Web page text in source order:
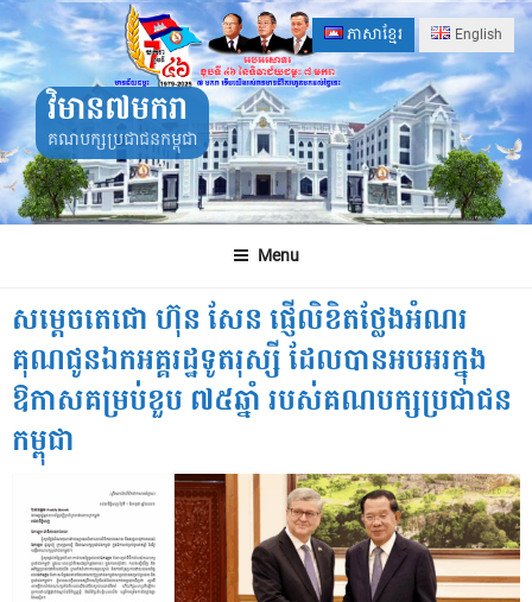
Skip
to
content
ភាសាខ្មែរ English
វិមាន៧មករា
គណបក្សប្រជាជនកម្ពុជា
Menu
សម្ដេចតេជោ ហ៊ុន សែន ផ្ញើលិខិតថ្លែងអំណរ
គុណជូនឯកអគ្គរដ្ឋទូតរុស្សី ដែលបានអបអរក្នុង
ឱកាសគម្រប់ខួប ៧៥ឆ្នាំ របស់គណបក្សប្រជាជន
កម្ពុជា